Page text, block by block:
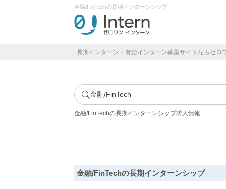
金融/FinTechの長期インターンシップ
長期インターン・有給インターン募集サイトならゼロ
金融/FinTech
金融/FinTechの長期インターンシップ求人情報
金融/FinTechの長期インターンシップ